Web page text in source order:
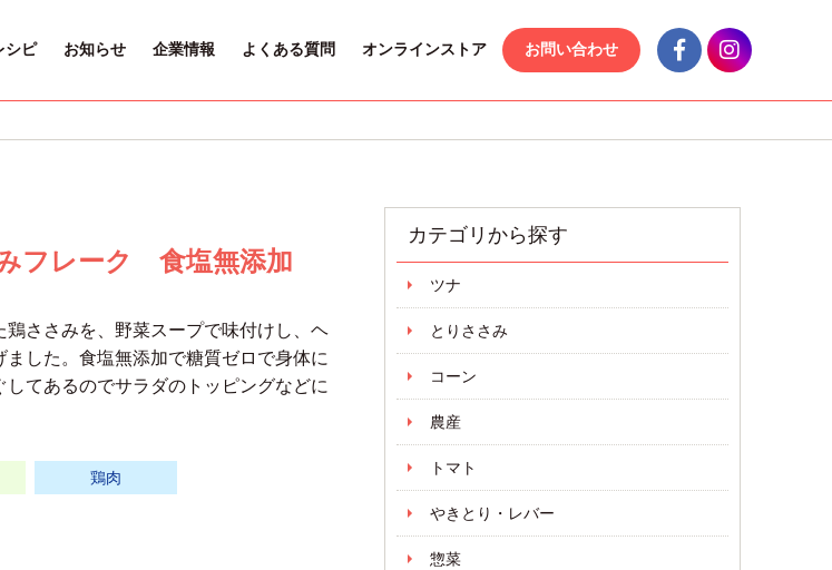
シピ お知らせ 企業情報 よくある質問 オンラインストア お問い合わせ
フレーク 食塩無添加
鶏ささみを、野菜スープで味付けし、ヘ
ました。食塩無添加で糖質ゼロで身体に
してあるのでサラダのトッピングなどに
鶏肉
カテゴリから探す
ツナ
とりささみ
コーン
農産
トマト
やきとり・レバー
惣菜